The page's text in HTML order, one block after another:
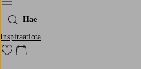
Menu
Hae
Inspiraatiota
Siirry merkittyihin suosikkituotteisiin
Siirry ostoskoriin